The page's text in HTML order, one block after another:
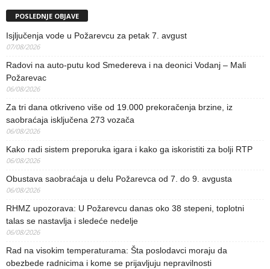
POSLEDNJE OBJAVE
Isjljučenja vode u Požarevcu za petak 7. avgust
07/08/2026
Radovi na auto-putu kod Smedereva i na deonici Vodanj – Mali
Požarevac
06/08/2026
Za tri dana otkriveno više od 19.000 prekoračenja brzine, iz
saobraćaja isključena 273 vozača
06/08/2026
Kako radi sistem preporuka igara i kako ga iskoristiti za bolji RTP
06/08/2026
Obustava saobraćaja u delu Požarevca od 7. do 9. avgusta
06/08/2026
RHMZ upozorava: U Požarevcu danas oko 38 stepeni, toplotni
talas se nastavlja i sledeće nedelje
06/08/2026
Rad na visokim temperaturama: Šta poslodavci moraju da
obezbede radnicima i kome se prijavljuju nepravilnosti